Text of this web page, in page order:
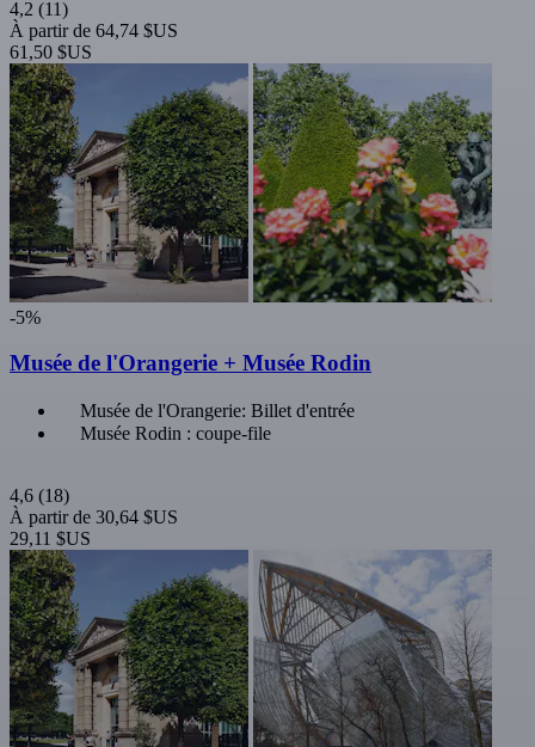
4,2 (11)
À partir de 64,74 $US
61,50 $US
-5%
Musée de l'Orangerie + Musée Rodin
Musée de l'Orangerie: Billet d'entrée
Musée Rodin : coupe-file
4,6 (18)
À partir de 30,64 $US
29,11 $US